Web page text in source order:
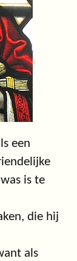
een
is te
die hij
als